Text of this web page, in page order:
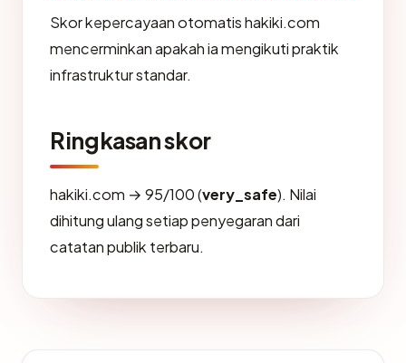
Skor kepercayaan otomatis hakiki.com
mencerminkan apakah ia mengikuti praktik
infrastruktur standar.
Ringkasan skor
hakiki.com → 95/100 (very_safe). Nilai
dihitung ulang setiap penyegaran dari
catatan publik terbaru.